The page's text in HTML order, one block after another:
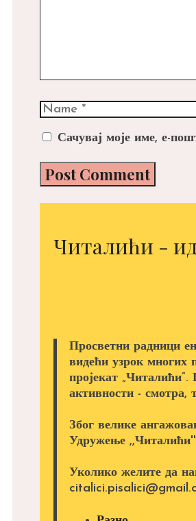
Name
Сачувај моје име, е-
Читалићи -
Просветни радници
видећи узрок многих
пројекат
активности - смотра,
Због велике
Удружење
Уколико желите да